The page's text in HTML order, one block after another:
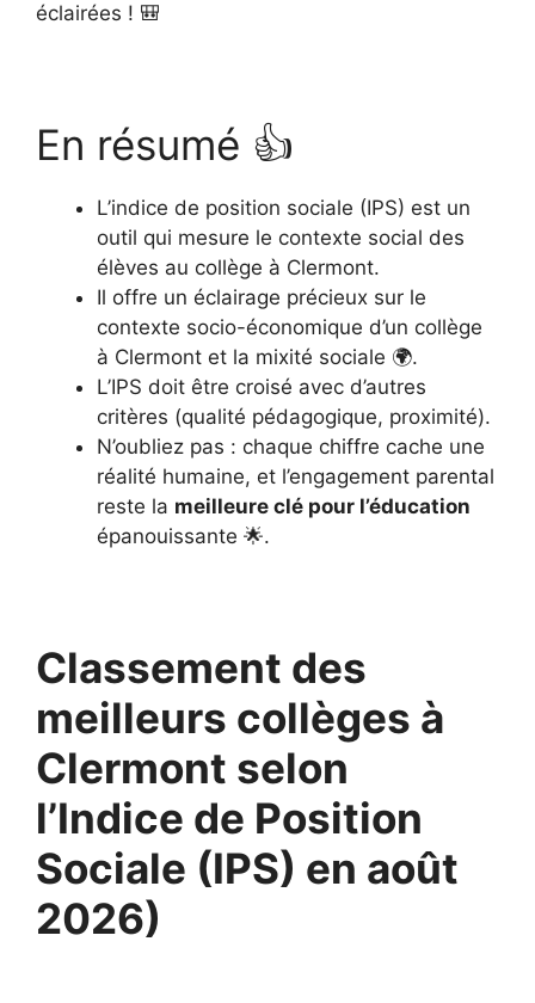
éclairées ! 🎒
En résumé 👍
L’indice de position sociale (IPS) est un
outil qui mesure le contexte social des
élèves au collège à Clermont.
Il offre un éclairage précieux sur le
contexte socio-économique d’un collège
à Clermont et la mixité sociale 🌍.
L’IPS doit être croisé avec d’autres
critères (qualité pédagogique, proximité).
N’oubliez pas : chaque chiffre cache une
réalité humaine, et l’engagement parental
reste la meilleure clé pour l’éducation
épanouissante 🌟.
Classement des
meilleurs collèges à
Clermont selon
l’Indice de Position
Sociale (IPS) en août
2026)